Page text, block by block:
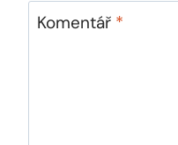
Komentář *